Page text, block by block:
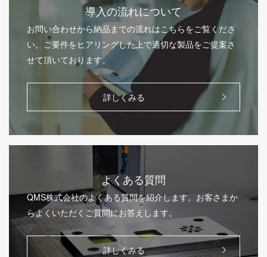
導入の流れについて
お問い合わせから納品までの流れはこちらをご覧くださ
い。ご要件をヒアリングした上で適切な製品をご提案さ
せて頂いております。
詳しくみる
よくある質問
QMS株式会社のよくある質問を紹介します。お客さまか
らよくいただくご質問にお答えします。
詳しくみる